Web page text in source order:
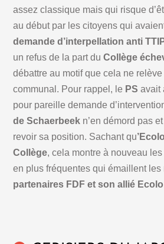
assez classique mais qui risque
au début par les citoyens qui
demande d’interpellation anti
un refus de la part duCollège
débattre au motif que cela ne relève
communal. Pour rappel, le PS avait
pour pareille demande
de Schaerbeek n’en démord pas
revoir sa position. Sachant qu’Ecolo
Collège, cela montre à nouveau
en plus fréquentes qui émaillent les
partenaires FDF et son allié Ecolo